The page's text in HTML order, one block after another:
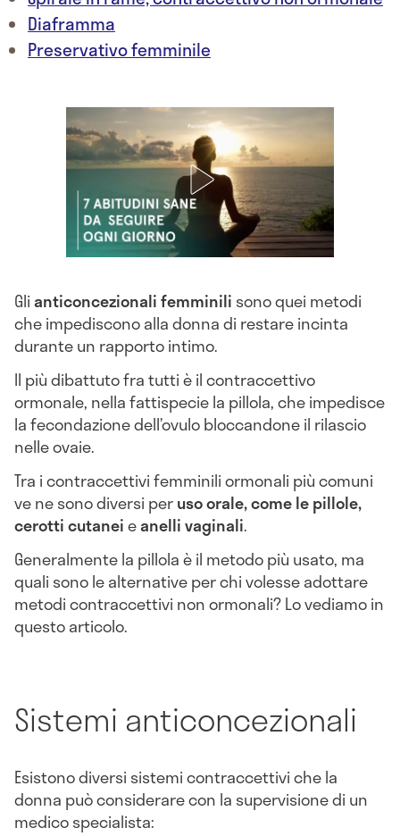
Diaframma
Preservativo femminile
Glianticoncezionali femminili sono quei metodi
che impediscono alla donna di restare incinta
durante un rapporto intimo.
Il più dibattuto fra tutti è il contraccettivo
ormonale, nella fattispecie la pillola, che impedisce
la fecondazione dell’ovulo bloccandone il rilascio
nelle ovaie.
Tra i contraccettivi femminili ormonali più comuni
ve ne sono diversi peruso orale, come le pillole,
cerotti cutaneieanelli vaginali.
Generalmente la pillola è il metodo più usato, ma
quali sono le alternative per chi volesse adottare
metodi contraccettivi non ormonali? Lo vediamo in
questo articolo.
Sistemi anticoncezionali
Esistono diversi sistemi contraccettivi che la
donna può considerare con la supervisione di un
medico specialista: